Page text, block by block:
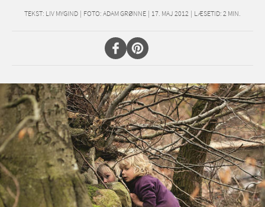
TEKST: LIV MYGIND | FOTO: ADAM GRØNNE | 17. MAJ 2012 | LÆSETID: 2 MIN.